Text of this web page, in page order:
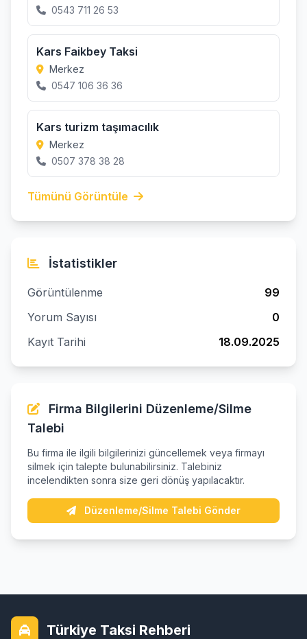
0543 711 26 53
Kars Faikbey Taksi
Merkez
0547 106 36 36
Kars turizm taşımacılık
Merkez
0507 378 38 28
Tümünü Görüntüle
İstatistikler
Görüntülenme
99
Yorum Sayısı
0
Kayıt Tarihi
18.09.2025
Firma Bilgilerini Düzenleme/Silme
Talebi
Bu firma ile ilgili bilgilerinizi güncellemek veya firmayı
silmek için talepte bulunabilirsiniz. Talebiniz
incelendikten sonra size geri dönüş yapılacaktır.
Düzenleme/Silme Talebi Gönder
Türkiye Taksi Rehberi